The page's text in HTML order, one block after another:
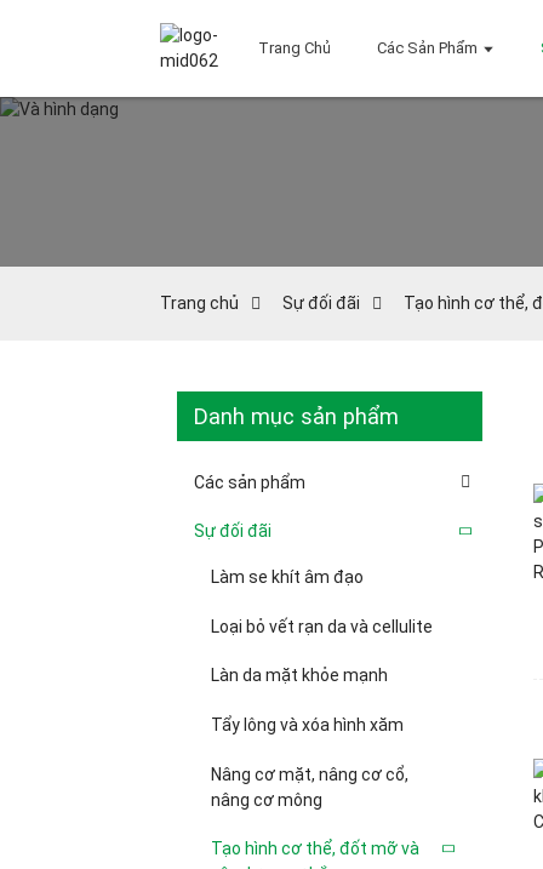
Trang Chủ Các Sản Phẩm
Trang chủ Sự đối đãi Tạo hình cơ thể,
Danh mục sản phẩm
Các sản phẩm
Sự đối đãi
Làm se khít âm đạo
Loại bỏ vết rạn da và cellulite
Làn da mặt khỏe mạnh
Tẩy lông và xóa hình xăm
Nâng cơ mặt, nâng cơ cổ,
nâng cơ mông
Tạo hình cơ thể, đốt mỡ và